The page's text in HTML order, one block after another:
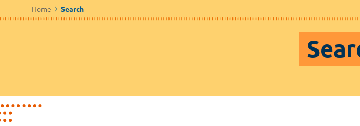
Home Search